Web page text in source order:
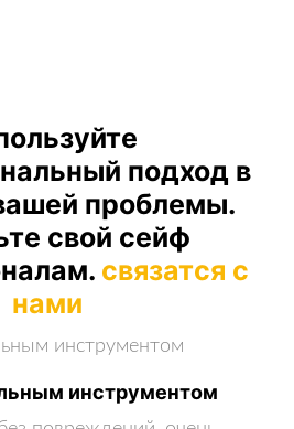
подход в
проблемы.
свой сейф
связатся с
нами
инструментом